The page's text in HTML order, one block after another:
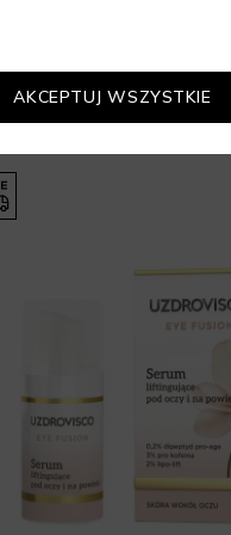
AKCEPTUJ WSZYSTKIE